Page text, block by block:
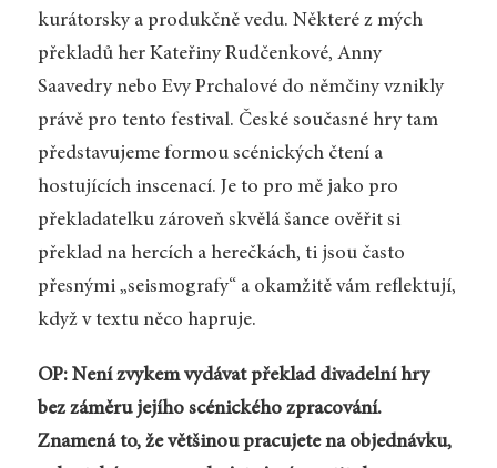
kurátorsky a produkčně vedu. Některé z mých
překladů her Kateřiny Rudčenkové, Anny
Saavedry nebo Evy Prchalové do němčiny vznikly
právě pro tento festival. České současné hry tam
představujeme formou scénických čtení a
hostujících inscenací. Je to pro mě jako pro
překladatelku zároveň skvělá šance ověřit si
překlad na hercích a herečkách, ti jsou často
přesnými „seismografy“ a okamžitě vám reflektují,
když v textu něco hapruje.
OP: Není zvykem vydávat překlad divadelní hry
bez záměru jejího scénického zpracování.
Znamená to, že většinou pracujete na objednávku,